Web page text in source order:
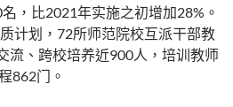
，比2021年实施之初增加28%。
计划，72所师范院校互派干部教
流、跨校培养近900人，培训教师
862门。